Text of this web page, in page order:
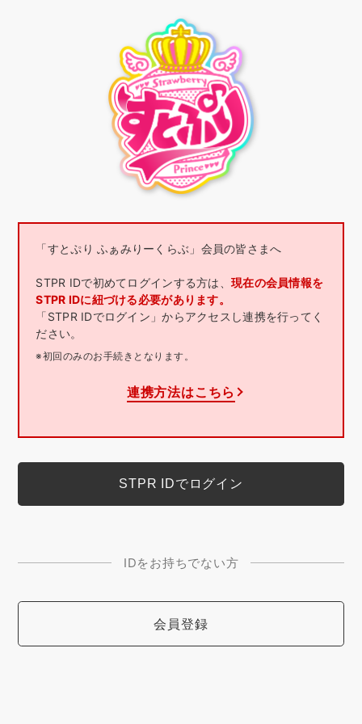
「すとぷり ふぁみりーくらぶ」会員の皆さまへ
STPR IDで初めてログインする方は、 現在の会員情報を
STPR IDに紐づける必要があります。
「STPR IDでログイン」からアクセスし連携を行ってく
ださい。
※初回のみのお手続きとなります。
連携方法はこちら
IDをお持ちでない方
会員登録